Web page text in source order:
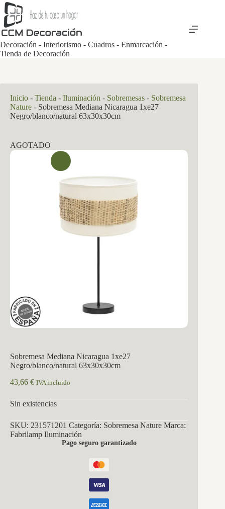
Saltar
al
contenido
Decoración - Interiorismo - Cuadros - Enmarcación -
Tienda de Decoración
Inicio - Tienda - Iluminación - Sobremesas - Sobremesa
Nature - Sobremesa Mediana Nicaragua 1xe27
Negro/blanco/natural 63x30x30cm
AGOTADO
Sobremesa Mediana Nicaragua 1xe27
Negro/blanco/natural 63x30x30cm
43,66 € IVA incluido
Sin existencias
SKU: 231571201 Categoría: Sobremesa Nature Marca:
Fabrilamp Iluminación
Pago seguro garantizado